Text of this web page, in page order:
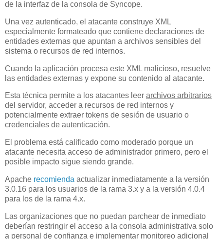
de la interfaz de la consola de Syncope.
Una vez autenticado, el atacante construye XML
especialmente formateado que contiene declaraciones de
entidades externas que apuntan a archivos sensibles del
sistema o recursos de red internos.
Cuando la aplicación procesa este XML malicioso, resuelve
las entidades externas y expone su contenido al atacante.
Esta técnica permite a los atacantes leer archivos arbitrarios
del servidor, acceder a recursos de red internos y
potencialmente extraer tokens de sesión de usuario o
credenciales de autenticación.
El problema está calificado como moderado porque un
atacante necesita acceso de administrador primero, pero el
posible impacto sigue siendo grande.
Apache recomienda actualizar inmediatamente a la versión
3.0.16 para los usuarios de la rama 3.x y a la versión 4.0.4
para los de la rama 4.x.
Las organizaciones que no puedan parchear de inmediato
deberían restringir el acceso a la consola administrativa solo
a personal de confianza e implementar monitoreo adicional